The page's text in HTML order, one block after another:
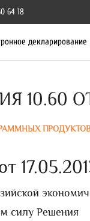
64 18
декларирование
ОТ
силу Решения